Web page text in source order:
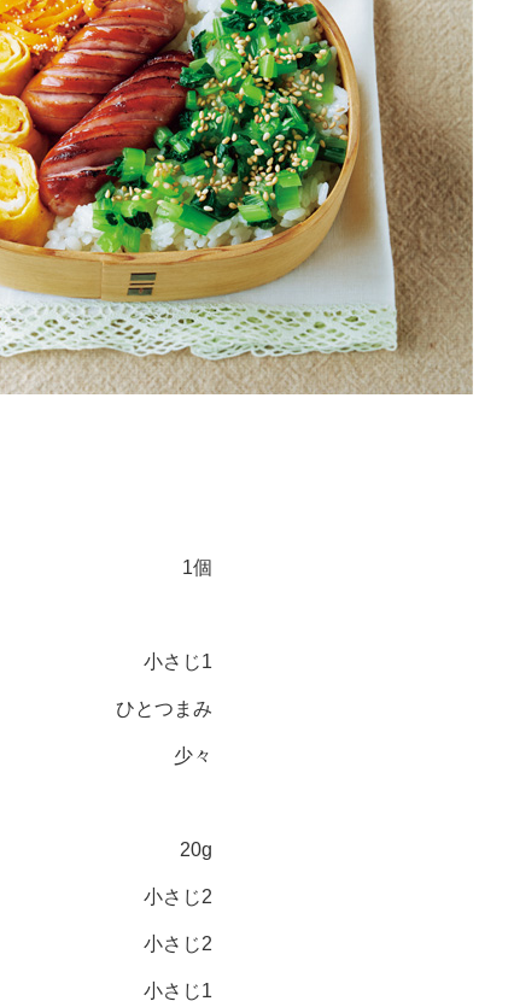
1個
小さじ1
ひとつまみ
少々
20g
小さじ2
小さじ2
小さじ1